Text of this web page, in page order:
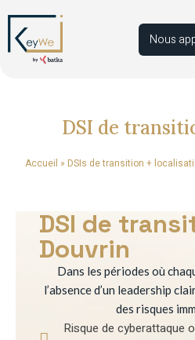
Nous
DSI de
Accueil » DSIs de transition +
DSI de
Douvrin
Dans les périodes où
l’absence d’un leadership
des risques
Risque de cyberattaque